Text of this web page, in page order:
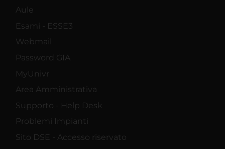
Aule
Esami - ESSE3
Webmail
Password GIA
MyUnivr
Area Amministrativa
Supporto - Help Desk
Problemi Impianti
Sito DSE - Accesso riservato